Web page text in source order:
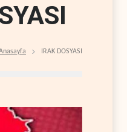
IRAK DOSYASI